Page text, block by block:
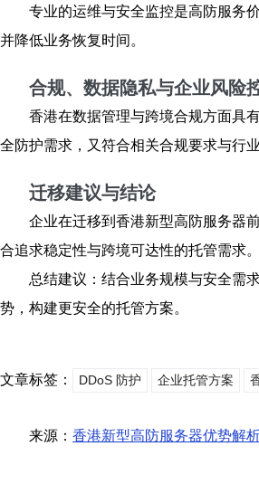
专业的运维与安全监控是高防服务
并降低业务恢复时间。
合规、数据隐私与企业风险
香港在数据管理与跨境合规方面具
全防护需求，又符合相关合规要求与行业
迁移建议与结论
企业在迁移到香港新型高防服务器
合追求稳定性与跨境可达性的托管需求。
总结建议：结合业务规模与安全需
势，构建更安全的托管方案。
文章标签： DDoS 防护 企业托管方案
来源： 香港新型高防服务器优势解